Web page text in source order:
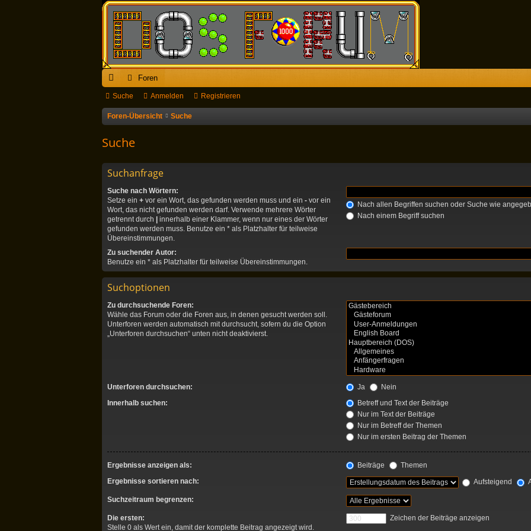
ch
ne
riff
Foren
Suche Anmelden Registrieren
Foren-Übersicht Suche
Suche
Suchanfrage
Suche nach Wörtern:
Setze ein + vor ein Wort, das gefunden werden muss und ein - vor ein
Wort, das nicht gefunden werden darf. Verwende mehrere Wörter
getrennt durch
innerhalb einer Klammer, wenn nur eines der Wörter
gefunden werden muss. Benutze ein * als Platzhalter für teilweise
Übereinstimmungen.
Nach allen Begriffen suchen oder Suche wie
Nach einem Begriff suchen
Zu suchender Autor:
Benutze ein * als Platzhalter für teilweise Übereinstimmungen.
Suchoptionen
Zu durchsuchende Foren:
Wähle das Forum oder die Foren aus, in denen gesucht werden soll.
Unterforen werden automatisch mit durchsucht, sofern du die Option
„Unterforen durchsuchen“ unten nicht deaktivierst.
Unterforen durchsuchen: Ja
Nein
Innerhalb suchen:
Betreff und Text der Beiträge
Nur im Text der Beiträge
Nur im Betreff der Themen
Nur im ersten Beitrag der Themen
Ergebnisse anzeigen als: Beiträge
Themen
Ergebnisse sortieren nach:
Aufsteigend
Suchzeitraum begrenzen:
Die ersten:
Stelle 0 als Wert ein, damit der komplette Beitrag angezeigt wird.
Zeichen der Beiträge anzeigen